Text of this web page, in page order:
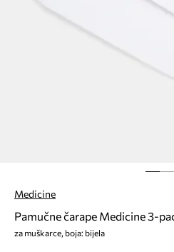
Medicine
Pamučne čarape Medicine 3-
za muškarce, boja: bijela